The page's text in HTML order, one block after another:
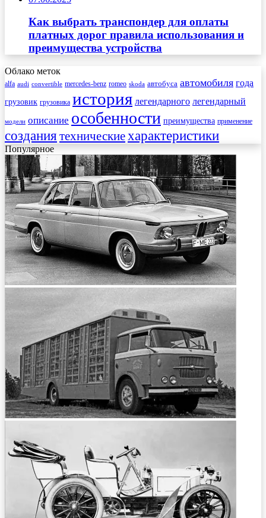
Как выбрать транспондер для оплаты
платных дорог правила использования и
преимущества устройства
Облако меток
alfa audi convertible mercedes-benz romeo skoda автобуса автомобиля года
грузовик грузовика история легендарного легендарный
модели описание особенности преимущества применение
создания техническиехарактеристики
Популярное